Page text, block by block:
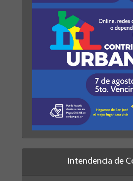
Intendencia de